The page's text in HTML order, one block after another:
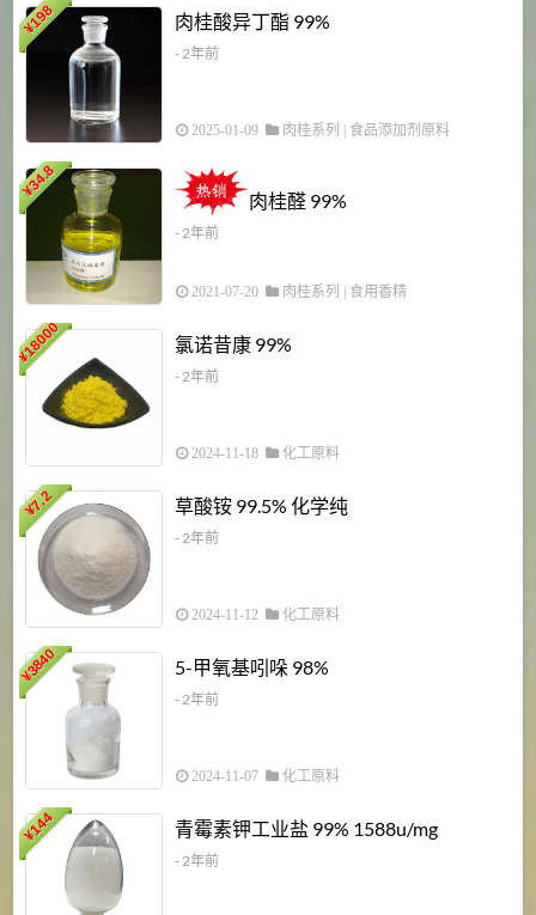
¥
198 肉桂酸异丁酯 99%
- 2年前
2025-01-09 肉桂系列 食品添加剂原料
¥
34.8
肉桂醛 99%
- 2年前
2021-07-20 肉桂系列 食用香精
¥
18000 氯诺昔康 99%
- 2年前
2024-11-18 化工原料
¥
7.2 草酸铵 99.5% 化学纯
- 2年前
2024-11-12 化工原料
¥
3840 5-甲氧基吲哚 98%
- 2年前
2024-11-07 化工原料
¥
144 青霉素钾工业盐 99% 1588u/mg
- 2年前